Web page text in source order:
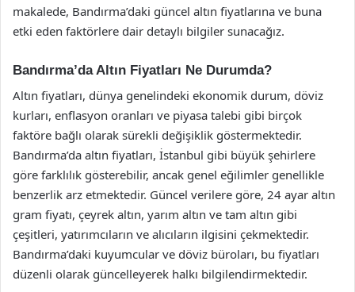
makalede, Bandırma’daki güncel altın fiyatlarına ve buna
etki eden faktörlere dair detaylı bilgiler sunacağız.
Bandırma’da Altın Fiyatları Ne Durumda?
Altın fiyatları, dünya genelindeki ekonomik durum, döviz
kurları, enflasyon oranları ve piyasa talebi gibi birçok
faktöre bağlı olarak sürekli değişiklik göstermektedir.
Bandırma’da altın fiyatları, İstanbul gibi büyük şehirlere
göre farklılık gösterebilir, ancak genel eğilimler genellikle
benzerlik arz etmektedir. Güncel verilere göre, 24 ayar altın
gram fiyatı, çeyrek altın, yarım altın ve tam altın gibi
çeşitleri, yatırımcıların ve alıcıların ilgisini çekmektedir.
Bandırma’daki kuyumcular ve döviz büroları, bu fiyatları
düzenli olarak güncelleyerek halkı bilgilendirmektedir.